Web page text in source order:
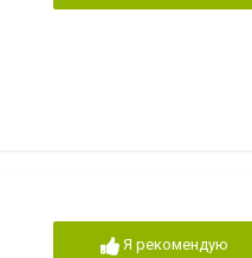
Я рекомендую